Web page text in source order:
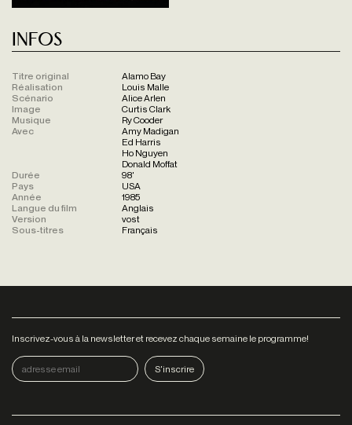
Infos
Titre original
Alamo Bay
Réalisation
Louis Malle
Scénario
Alice Arlen
Image
Curtis Clark
Musique
Ry Cooder
Avec
Amy Madigan
Ed Harris
Ho Nguyen
Donald Moffat
Durée
98'
Pays
USA
Année
1985
Langue du film
Anglais
Version
vost
Sous-titres
Français
Inscrivez-vous à la newsletter et recevez chaque semaine le programme!